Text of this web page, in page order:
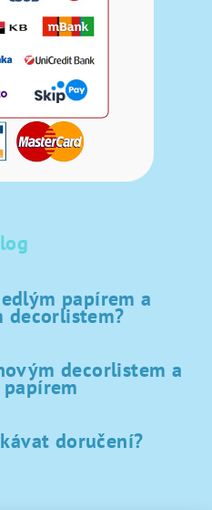
papírem a
decorlistem?
decorlistem a
doručení?